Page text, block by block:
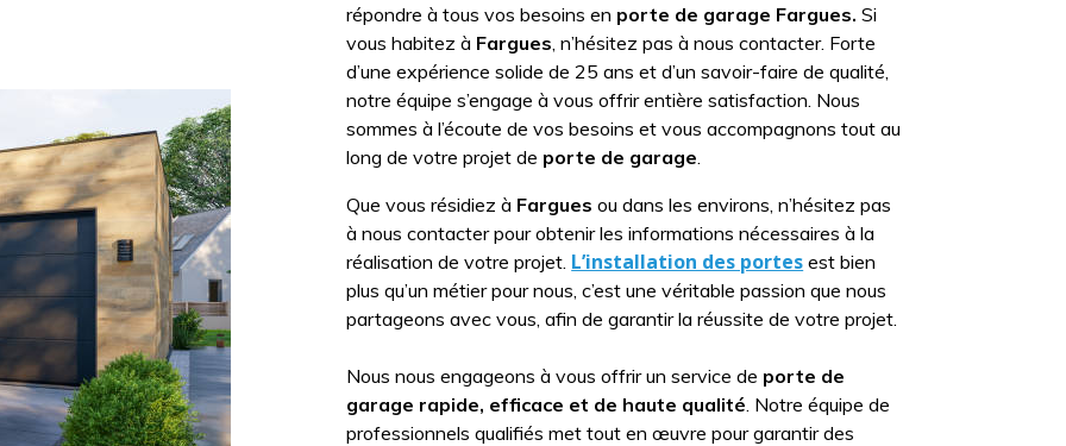
répondre à tous vos besoins en porte de garage Fargues. Si
vous habitez à Fargues , n’hésitez pas à nous contacter. Forte
d’une expérience solide de 25 ans et d’un savoir-faire de qualité,
notre équipe s’engage à vous offrir entière satisfaction. Nous
sommes à l’écoute de vos besoins et vous accompagnons tout au
long de votre projet de porte de garage
Que vous résidiez à Fargues ou dans les environs, n’hésitez pas
à nous contacter pour obtenir les informations nécessaires à la
réalisation de votre projet. L’installation des portes est bien
plus qu’un métier pour nous, c’est une véritable passion que nous
partageons avec vous, afin de garantir la réussite de votre projet.
Nous nous engageons à vous offrir un service de porte de
garage rapide, efficace et de haute qualité . Notre équipe de
professionnels qualifiés met tout en œuvre pour garantir des